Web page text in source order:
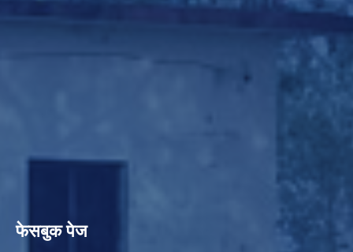
फेसबुक पेज